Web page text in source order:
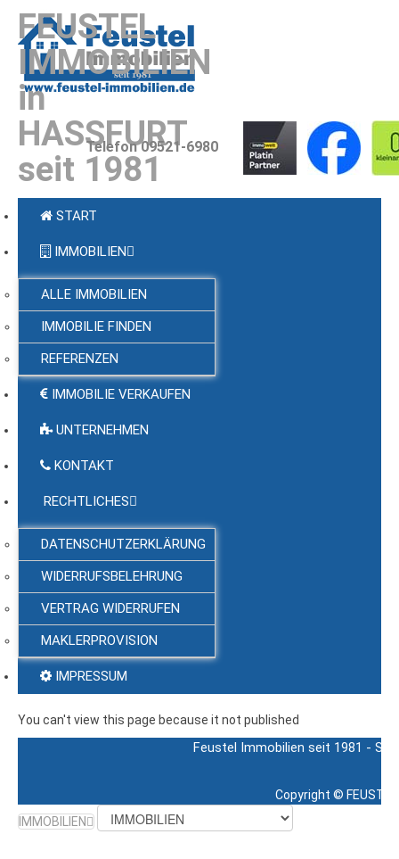
FEUSTEL
IMMOBILIEN
in
HASSFURT
seit 1981
Telefon 09521-6980
START
IMMOBILIEN
ALLE IMMOBILIEN
IMMOBILIE FINDEN
REFERENZEN
IMMOBILIE VERKAUFEN
UNTERNEHMEN
KONTAKT
RECHTLICHES
DATENSCHUTZERKLÄRUNG
WIDERRUFSBELEHRUNG
VERTRAG WIDERRUFEN
MAKLERPROVISION
IMPRESSUM
You can't view this page because it not published
Feustel Immobilien seit 1981 -
Copyright ©
IMMOBILIEN